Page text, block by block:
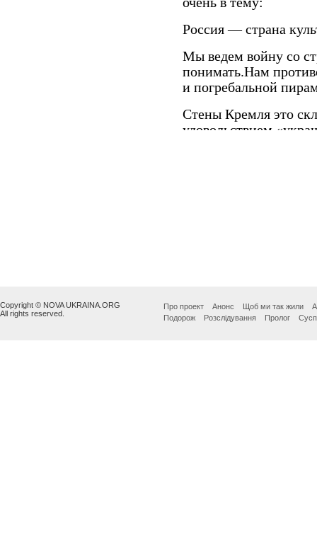
Copyright © NOVA UKRAINA.ORG
All rights reserved.
Про проект Анонс Щоб ми так жили
Подорож
Розслідування Пролог